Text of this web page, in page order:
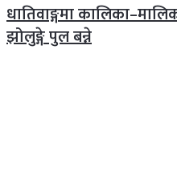
धातिवाङ्गमा
झोलुङ्गे पुल बन्ने